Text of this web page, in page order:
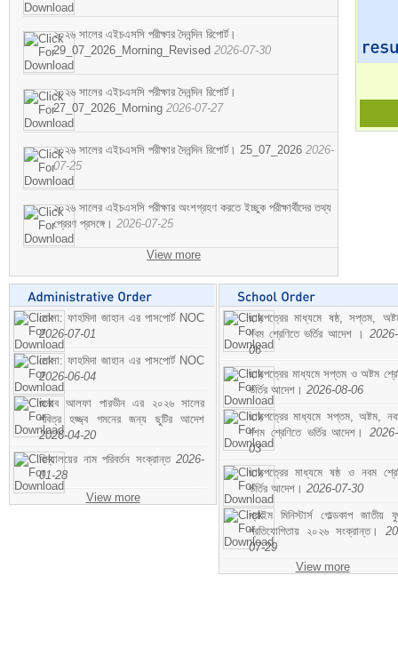
২০২৬ সালের এইচএসসি পরীক্ষার দৈনন্দিন রিপোর্ট।
29_07_2026_Morning_Revised 2026-07-30
২০২৬ সালের এইচএসসি পরীক্ষার দৈনন্দিন রিপোর্ট।
27_07_2026_Morning 2026-07-27
২০২৬ সালের এইচএসসি পরীক্ষার দৈনন্দিন রিপোর্ট। 25_07_2026 2026-
07-25
২০২৬ সালের এইচএসসি পরীক্ষার অংশগ্রহণ করতে ইচ্ছুক পরীক্ষার্থীদের তথ্য
প্রেরণ প্রসঙ্গে। 2026-07-25
View more
মোসা: ফাহমিদা জাহান এর পাসপোর্ট NOC
2026-07-01
মোসা: ফাহমিদা জাহান এর পাসপোর্ট NOC
2026-06-04
জনাব আলফা পারভীন এর ২০২৬ সালের
পবিত্র হজ্জ্ব গমনের জন্য ছুটির আদেশ
2026-04-20
বিদ্যালয়ের নাম পরিবর্তন সংক্রান্ত 2026-
01-28
View more
ছাড়পত্রের মাধ্যমে ষষ্ঠ, সপ্তম,
নবম শ্রেণিতে ভর্তির আদেশ ।
06
ছাড়পত্রের মাধ্যমে সপ্তম ও অষ্টম
ভর্তির আদেশ। 2026-08-06
ছাড়পত্রের মাধ্যমে সপ্তম, অষ্টম,
দশম শ্রেণিতে ভর্তির আদেশ।
03
ছাড়পত্রের মাধ্যমে ষষ্ঠ ও নবম
ভর্তির আদেশ। 2026-07-30
প্রাইম মিনিস্টার্স গোল্ডকাপ জাতীয়
প্রতিযোগিতায় ২০২৬ সংক্রান্ত।
07-29
View more